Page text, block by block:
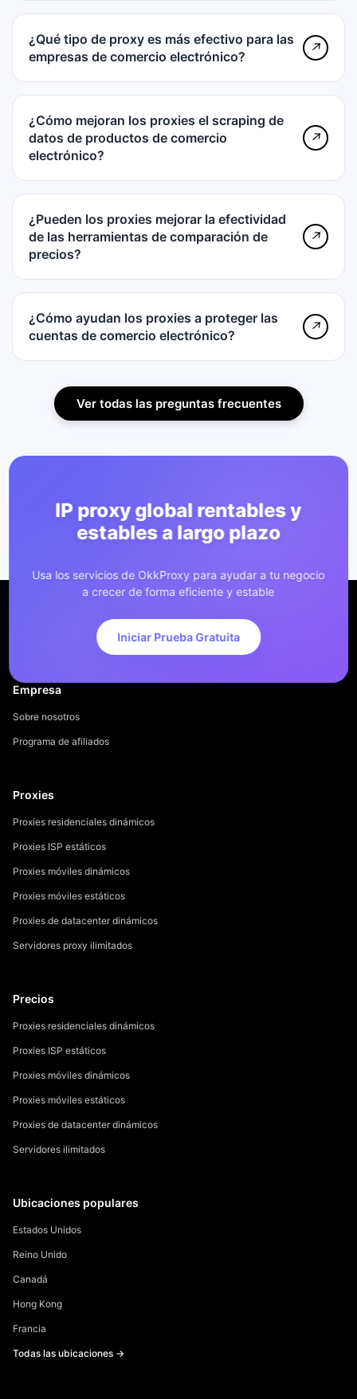
¿Qué tipo de proxy es más efectivo para las
empresas de comercio electrónico?
↗
¿Cómo mejoran los proxies el scraping de
datos de productos de comercio
electrónico?
↗
¿Pueden los proxies mejorar la efectividad
de las herramientas de comparación de
precios?
↗
¿Cómo ayudan los proxies a proteger las
cuentas de comercio electrónico?
↗
Ver todas las preguntas frecuentes
IP proxy global rentables y
estables a largo plazo
Usa los servicios de OkkProxy para ayudar a tu negocio
a crecer de forma eficiente y estable
Iniciar Prueba Gratuita
Empresa
Sobre nosotros
Programa de afiliados
Proxies
Proxies residenciales dinámicos
Proxies ISP estáticos
Proxies móviles dinámicos
Proxies móviles estáticos
Proxies de datacenter dinámicos
Servidores proxy ilimitados
Precios
Proxies residenciales dinámicos
Proxies ISP estáticos
Proxies móviles dinámicos
Proxies móviles estáticos
Proxies de datacenter dinámicos
Servidores ilimitados
Ubicaciones populares
Estados Unidos
Reino Unido
Canadá
Hong Kong
Francia
Todas las ubicaciones →